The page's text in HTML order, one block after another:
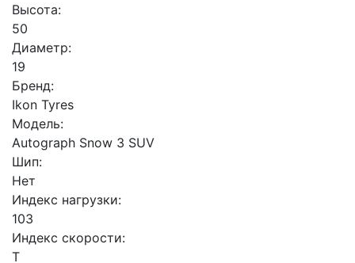
Высота:
50
Диаметр:
19
Бренд:
Ikon Tyres
Модель:
Autograph Snow 3 SUV
Шип:
Нет
Индекс нагрузки:
103
Индекс скорости:
T